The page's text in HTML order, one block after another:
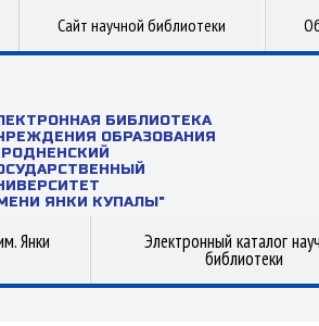
Сайт научной библиотеки
БИБЛИОТЕКА
ОБРАЗОВАНИЯ
ЯНКИ КУПАЛЫ"
Янки Электронный каталог
библиотеки